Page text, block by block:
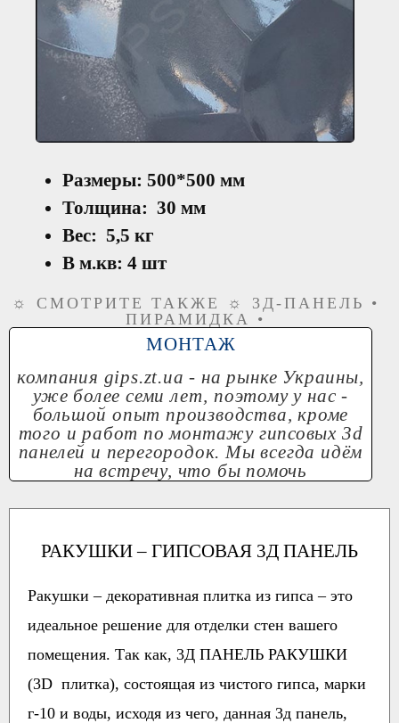
Размеры: 500*500 мм
Толщина: 30 мм
Вес: 5,5 кг
В м.кв: 4 шт
☼ СМОТРИТЕ ТАКЖЕ ☼ 3Д-ПАНЕЛЬ •
ПИРАМИДКА •
МОНТАЖ
компания gips.zt.ua - на рынке Украины,
уже более семи лет, поэтому у нас -
большой опыт производства, кроме
того и работ по монтажу гипсовых 3d
панелей и перегородок. Мы всегда идём
на встречу, что бы помочь
РАКУШКИ – ГИПСОВАЯ 3Д ПАНЕЛЬ
Ракушки – декоративная плитка из гипса – это
идеальное решение для отделки стен вашего
помещения. Так как, 3Д ПАНЕЛЬ РАКУШКИ
(3D плитка), состоящая из чистого гипса, марки
г-10 и воды, исходя из чего, данная 3д панель,